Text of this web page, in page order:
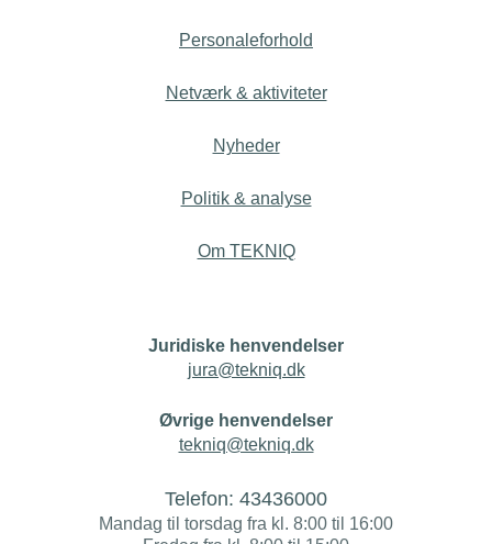
Personaleforhold
Netværk & aktiviteter
Nyheder
Politik & analyse
Om TEKNIQ
Juridiske henvendelser
jura@tekniq.dk
Øvrige henvendelser
tekniq@tekniq.dk
Telefon: 43436000
Mandag til torsdag fra kl. 8:00 til 16:00